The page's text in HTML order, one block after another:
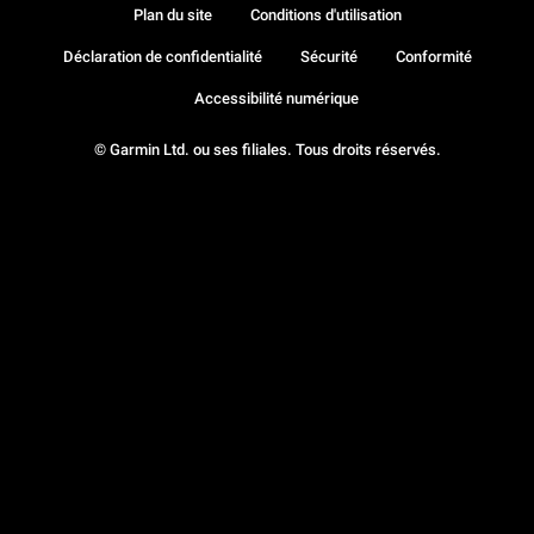
© Garmin Ltd. ou ses filiales. Tous droits réservés.
Plan du site Conditions d'utilisation
Déclaration de confidentialité Sécurité Conformité
Accessibilité numérique